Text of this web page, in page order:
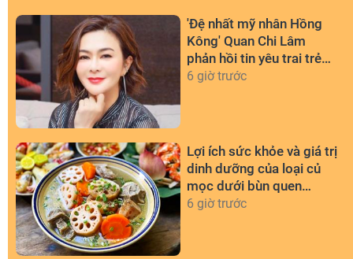
'Đệ nhất mỹ nhân Hồng
Kông' Quan Chi Lâm
phản hồi tin yêu trai trẻ
kém 36 tuổi
6 giờ trước
Lợi ích sức khỏe và giá trị
dinh dưỡng của loại củ
mọc dưới bùn quen
thuộc
6 giờ trước